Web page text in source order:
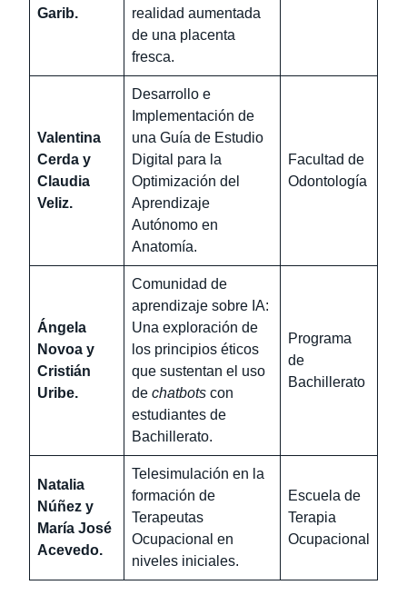
Garib.
realidad aumentada
de una placenta
fresca.
Valentina
Cerda y
Claudia
Veliz.
Desarrollo e
Implementación de
una Guía de Estudio
Digital para la
Optimización del
Aprendizaje
Autónomo en
Anatomía.
Facultad de
Odontología
Ángela
Novoa y
Cristián
Uribe.
Comunidad de
aprendizaje sobre IA:
Una exploración de
los principios éticos
que sustentan el uso
de chatbots con
estudiantes de
Bachillerato.
Programa
de
Bachillerato
Natalia
Núñez y
María José
Acevedo.
Telesimulación en la
formación de
Terapeutas
Ocupacional en
niveles iniciales.
Escuela de
Terapia
Ocupacional